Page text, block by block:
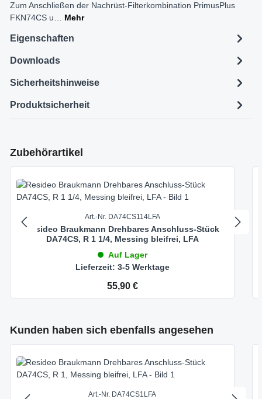
Zum Anschließen der Nachrüst-Filterkombination PrimusPlus
FKN74CS u… Mehr
Eigenschaften
Downloads
Sicherheitshinweise
Produktsicherheit
Produktgalerie überspringen
Zubehörartikel
Art.-Nr. DA74CS114LFA
Resideo Braukmann Drehbares Anschluss-Stück
DA74CS, R 1 1/4, Messing bleifrei, LFA
Auf Lager
Lieferzeit: 3-5 Werktage
Regulärer Preis:
55,90 €
Produktgalerie überspringen
Kunden haben sich ebenfalls angesehen
Art.-Nr. DA74CS1LFA